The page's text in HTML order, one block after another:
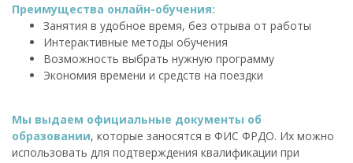
Преимущества онлайн-обучения:
Занятия в удобное время, без отрыва от работы
Интерактивные методы обучения
Возможность выбрать нужную программу
Экономия времени и средств на поездки
Мы выдаем официальные документы об
образовании, которые заносятся в ФИС ФРДО. Их можно
использовать для подтверждения квалификации при